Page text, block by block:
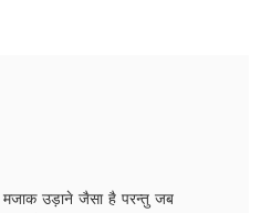
उड़ाने जैसा है परन्तु जब